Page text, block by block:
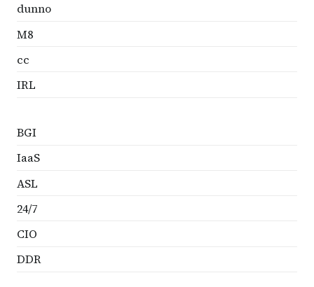
dunno
M8
cc
IRL
BGI
IaaS
ASL
24/7
CIO
DDR